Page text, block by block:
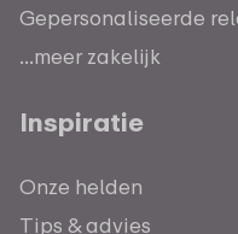
Gepersonaliseerde
...meer zakelijk
Inspiratie
Onze helden
Tips & advies